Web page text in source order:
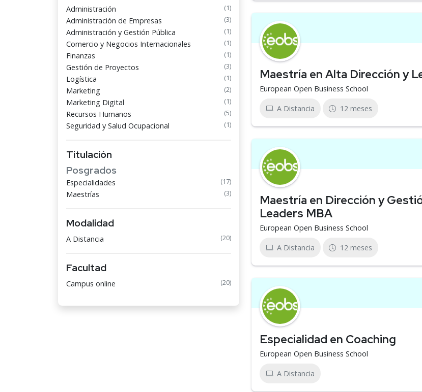
Administración (1)
Administración de Empresas (3)
Administración y Gestión Pública (1)
Comercio y Negocios Internacionales (1)
Finanzas (1)
Gestión de Proyectos (3)
Logística (1)
Marketing (2)
Marketing Digital (1)
Recursos Humanos (5)
Seguridad y Salud Ocupacional (1)
Titulación
Posgrados
Especialidades (17)
Maestrías (3)
Modalidad
A Distancia (20)
Facultad
Campus online (20)
Maestría en Alta Dirección y
European Open Business School
A Distancia 12 meses
Maestría en Dirección y
Leaders MBA
European Open Business School
A Distancia 12 meses
Especialidad en Coaching
European Open Business School
A Distancia